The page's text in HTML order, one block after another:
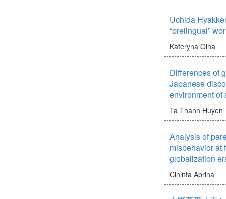
Uchida
“prelingual”
Kateryna Olha
Differences of
Japanese
environment of
Ta Thanh Huyen
Analysis of
misbehavior at
globalization
Cininta Aprina